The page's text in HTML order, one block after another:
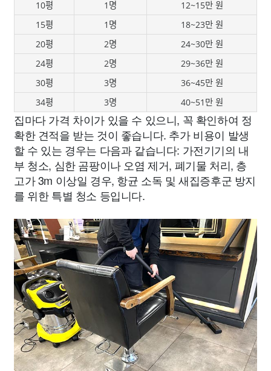
10평 1명
12~15만 원
15평
1명
18~23만 원
20평
2명
24~30만 원
24평
2명
29~36만 원
30평
3명
36~45만 원
34평
3명 40~51만 원
집마다 가격 차이가 있을 수 있으니, 꼭 확인하여 정
확한 견적을 받는 것이 좋습니다. 추가 비용이 발생
할 수 있는 경우는 다음과 같습니다: 가전기기의 내
부 청소, 심한 곰팡이나 오염 제거, 폐기물 처리, 층
고가 3m 이상일 경우, 항균 소독 및 새집증후군 방지
를 위한 특별 청소 등입니다.